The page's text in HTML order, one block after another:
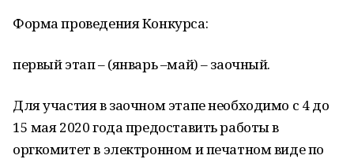
Форма проведения Конкурса:
первый этап – (январь –май) – заочный.
Для участия в заочном этапе необходимо с 4 до
15 мая 2020 года предоставить работы в
оргкомитет в электронном и печатном виде по